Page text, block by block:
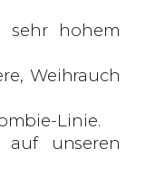
sehr hohem
Weihrauch
Linie.
auf unseren